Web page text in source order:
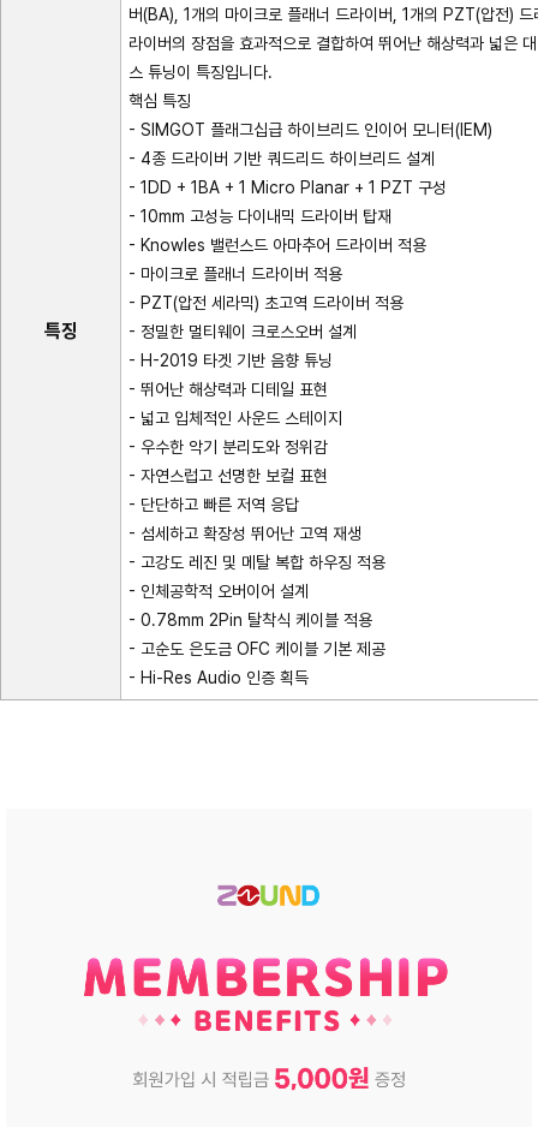
특징
버(BA), 1개의 마이크로 플래너 드라이버, 1개의 PZT(압전)
라이버의 장점을 효과적으로 결합하여 뛰어난 해상력과 넓은
스 튜닝이 특징입니다.
핵심 특징
- SIMGOT 플래그십급 하이브리드 인이어 모니터(IEM)
- 4종 드라이버 기반 쿼드리드 하이브리드 설계
- 1DD + 1BA + 1 Micro Planar + 1 PZT 구성
- 10mm 고성능 다이내믹 드라이버 탑재
- Knowles 밸런스드 아마추어 드라이버 적용
- 마이크로 플래너 드라이버 적용
- PZT(압전 세라믹) 초고역 드라이버 적용
- 정밀한 멀티웨이 크로스오버 설계
- H-2019 타겟 기반 음향 튜닝
- 뛰어난 해상력과 디테일 표현
- 넓고 입체적인 사운드 스테이지
- 우수한 악기 분리도와 정위감
- 자연스럽고 선명한 보컬 표현
- 단단하고 빠른 저역 응답
- 섬세하고 확장성 뛰어난 고역 재생
- 고강도 레진 및 메탈 복합 하우징 적용
- 인체공학적 오버이어 설계
- 0.78mm 2Pin 탈착식 케이블 적용
- 고순도 은도금 OFC 케이블 기본 제공
- Hi-Res Audio 인증 획득